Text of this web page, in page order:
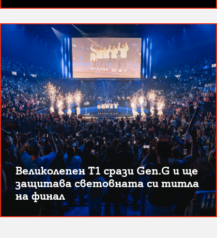
Великолепен T1 срази Gen.G и ще
защитава световната си титла
на финал